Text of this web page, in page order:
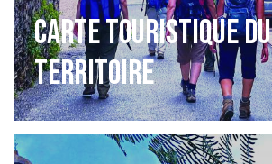
Carte touristique du
territoire